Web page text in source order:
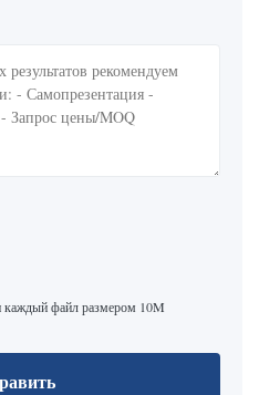
каждый файл размером 10M